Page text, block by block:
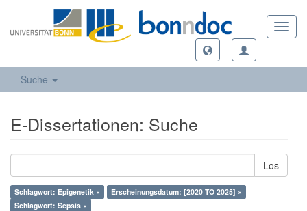
Suche
E-Dissertationen: Suche
Los
Schlagwort: Epigenetik ×
Erscheinungsdatum: [2020 TO 2025] ×
Schlagwort: Sepsis ×